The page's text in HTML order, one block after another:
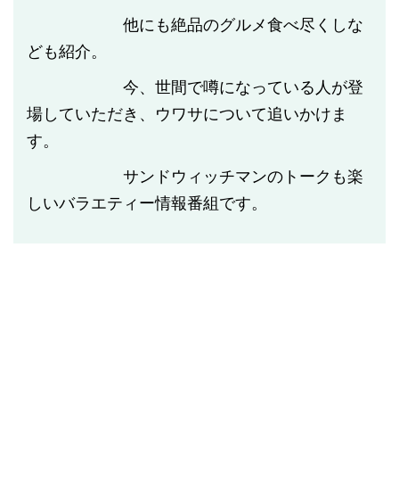
他にも絶品のグルメ食べ尽くしな
ども紹介。
今、世間で噂になっている人が登
場していただき、ウワサについて追いかけま
す。
サンドウィッチマンのトークも楽
しいバラエティー情報番組です。